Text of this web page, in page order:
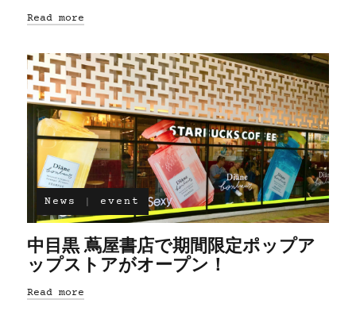
Read more
News event
中目黒 蔦屋書店で期間限定ポップア
ップストアがオープン！
Read more